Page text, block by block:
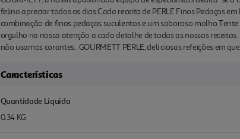
felino apreciar todos os dias.Cada receita de PERLE Finos Pedaços
combinação de finos pedaços suculentos e um saboroso
orgulho na nossa atenção a cada detalhe de todas as nossas
não usamos corantes.. GOURMETT PERLE, deli ciosas refeições em
Características
Quantidade Liquida
0.34 KG